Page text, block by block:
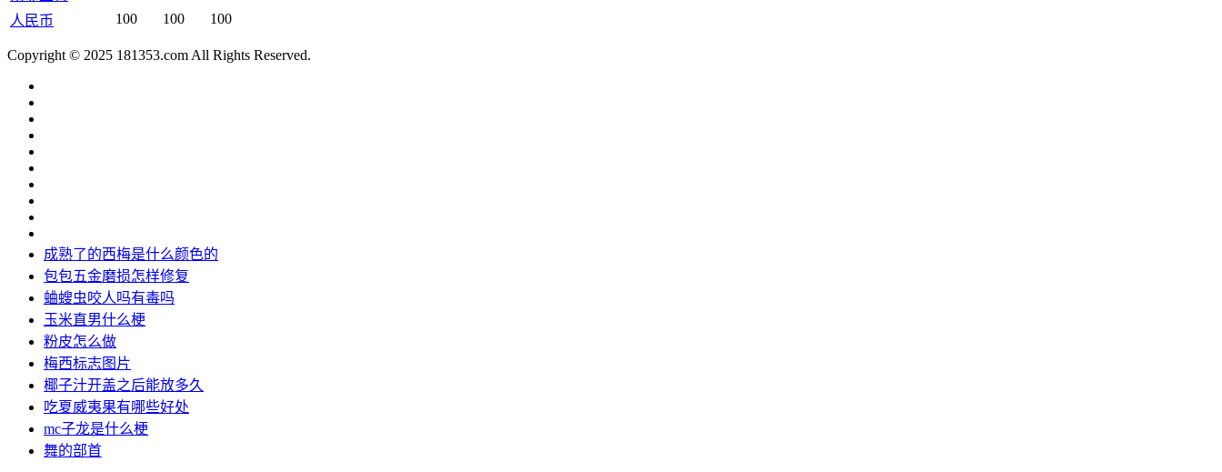
人民币
100 100 100
Copyright © 2025 181353.com All Rights Reserved.
成熟了的西梅是什么颜色的
包包五金磨损怎样修复
蛐螋虫咬人吗有毒吗
玉米直男什么梗
粉皮怎么做
梅西标志图片
椰子汁开盖之后能放多久
吃夏威夷果有哪些好处
mc子龙是什么梗
舞的部首